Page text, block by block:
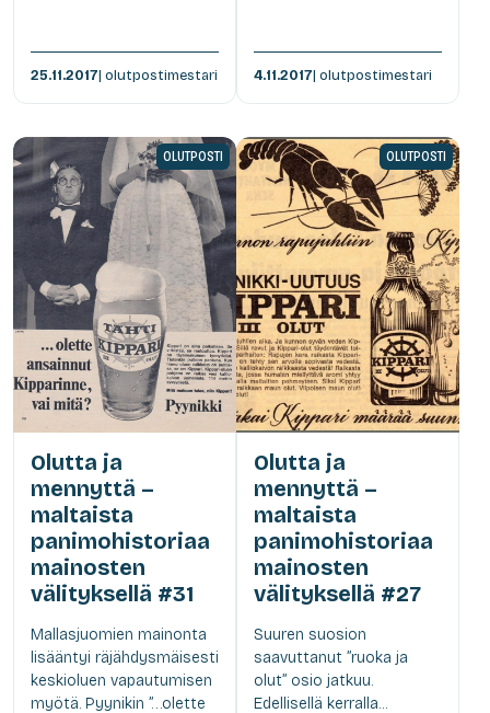
25.11.2017| olutpostimestari 4.11.2017| olutpostimestari
OLUTPOSTI
Olutta ja
mennyttä –
maltaista
panimohistoriaa
mainosten
välityksellä #31
Mallasjuomien mainonta
lisääntyi räjähdysmäisesti
keskioluen vapautumisen
myötä. Pyynikin ”…olette
OLUTPOSTI
Olutta ja
mennyttä –
maltaista
panimohistoriaa
mainosten
välityksellä #27
Suuren suosion
saavuttanut ”ruoka ja
olut” osio jatkuu.
Edellisellä kerralla...